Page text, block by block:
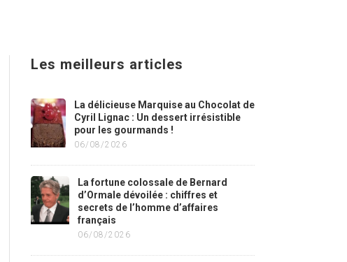
Les meilleurs articles
La délicieuse Marquise au Chocolat de
Cyril Lignac : Un dessert irrésistible
pour les gourmands !
06/08/2026
La fortune colossale de Bernard
d’Ormale dévoilée : chiffres et
secrets de l’homme d’affaires
français
06/08/2026